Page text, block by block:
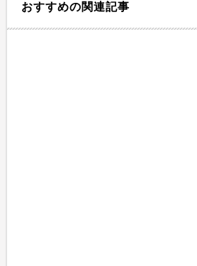
おすすめの関連記事